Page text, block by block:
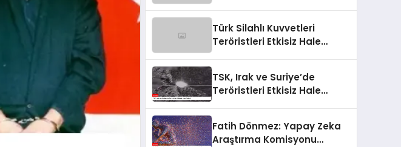
Türk Silahlı Kuvvetleri
Teröristleri Etkisiz Hale
TSK, Irak ve Suriye’de
Teröristleri Etkisiz Hale
Fatih Dönmez: Yapay Zeka
Araştırma Komisyonu